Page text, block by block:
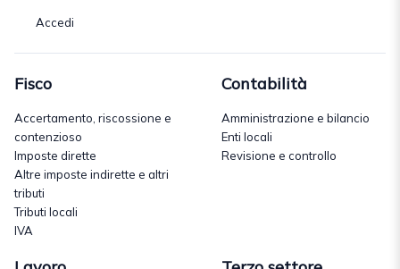
Accedi
Fisco
Accertamento, riscossione e
contenzioso
Imposte dirette
Altre imposte indirette e altri
tributi
Tributi locali
IVA
Contabilità
Amministrazione e bilancio
Enti locali
Revisione e controllo